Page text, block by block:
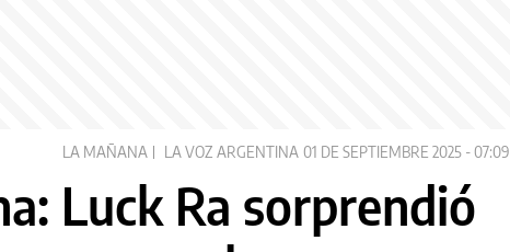
LA MAÑANA LA VOZ ARGENTINA 01 DE SEPTIEMBRE 2025 - 07:09
Luck Ra sorprendió